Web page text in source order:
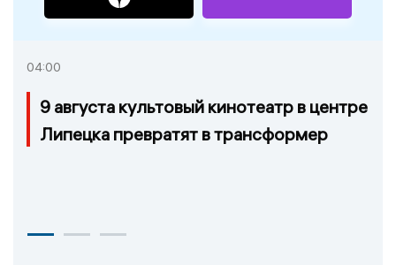
04:00
9 августа культовый кинотеатр в центре
Липецка превратят в трансформер